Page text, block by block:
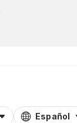
Español